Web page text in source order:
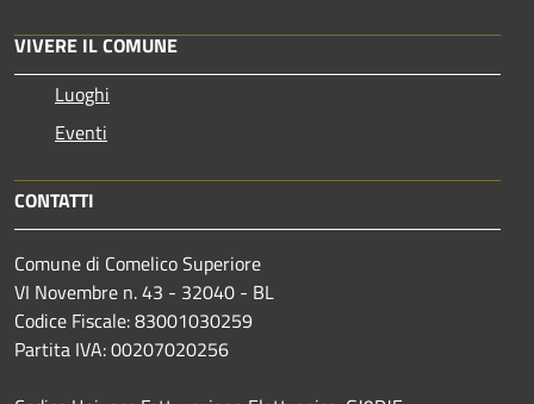
VIVERE IL COMUNE
Luoghi
Eventi
CONTATTI
Comune di Comelico Superiore
VI Novembre n. 43 - 32040 - BL
Codice Fiscale: 83001030259
Partita IVA: 00207020256